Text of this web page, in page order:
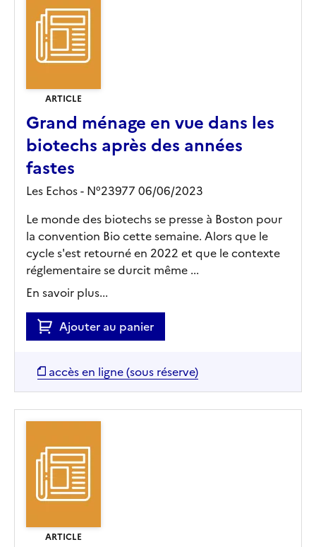
ARTICLE
Grand ménage en vue dans les
biotechs après des années
fastes
Les Echos - N°23977 06/06/2023
Le monde des biotechs se presse à Boston pour
la convention Bio cette semaine. Alors que le
cycle s'est retourné en 2022 et que le contexte
réglementaire se durcit même ...
En savoir plus...
Ajouter au panier
accès en ligne (sous réserve)
ARTICLE